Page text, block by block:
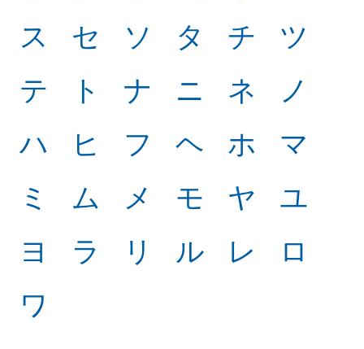
ス
セ ソ タ チ
ツ
テ
ト ナ ニ ネ
ノ
ハ
ヒ フ ヘ ホ
マ
ミ
ム メ モ ヤ
ユ
ヨ
ラ リ ル レ
ロ
ワ